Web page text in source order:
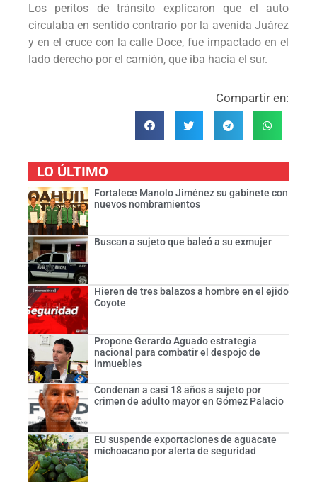
Los peritos de tránsito explicaron que el auto
circulaba en sentido contrario por la avenida Juárez
y en el cruce con la calle Doce, fue impactado en el
lado derecho por el camión, que iba hacia el sur.
Compartir en:
LO ÚLTIMO
Fortalece Manolo Jiménez su gabinete con
nuevos nombramientos
Buscan a sujeto que baleó a su exmujer
Hieren de tres balazos a hombre en el ejido
Coyote
Propone Gerardo Aguado estrategia
nacional para combatir el despojo de
inmuebles
Condenan a casi 18 años a sujeto por
crimen de adulto mayor en Gómez Palacio
EU suspende exportaciones de aguacate
michoacano por alerta de seguridad